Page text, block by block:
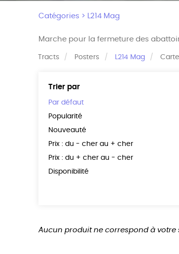
Catégories > L214 Mag
Marche pour la fermeture des
Tracts Posters L214 Mag
Trier par
Par défaut
Popularité
Nouveauté
Prix : du - cher au + cher
Prix : du + cher au - cher
Disponibilité
Aucun produit ne correspond à votre